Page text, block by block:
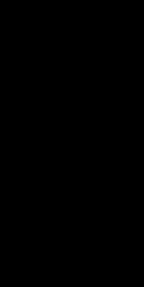
всем понравилось.